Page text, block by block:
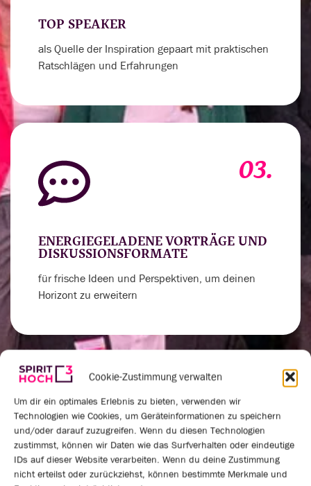
Cookie-Zustimmung verwalten
Um dir ein optimales Erlebnis zu bieten, verwenden wir
Technologien wie Cookies, um Geräteinformationen zu speichern
und/oder darauf zuzugreifen. Wenn du diesen Technologien
zustimmst, können wir Daten wie das Surfverhalten oder eindeutige
IDs auf dieser Website verarbeiten. Wenn du deine Zustimmung
nicht erteilst oder zurückziehst, können bestimmte Merkmale und
TOP SPEAKER
als Quelle der Inspiration gepaart mit praktischen
Ratschlägen und Erfahrungen
03.
ENERGIEGELADENE VORTRÄGE UND
DISKUSSIONSFORMATE
für frische Ideen und Perspektiven, um deinen
Horizont zu erweitern
04.
VERNETZUNGSRUNDEN UND
PRAXISAUSTAUSCH